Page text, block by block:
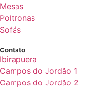
Mesas
Poltronas
Sofás
Contato
Ibirapuera
Campos do Jordão 1
Campos do Jordão 2